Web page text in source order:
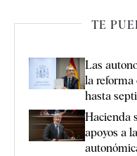
TE
Las
la reforma
hasta
Hacienda
apoyos a